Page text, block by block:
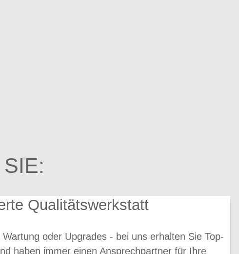
Qualitätswerkstatt
oder Upgrades - bei uns erhalten Sie Top-
haben immer einen Ansprechpartner für Ihre